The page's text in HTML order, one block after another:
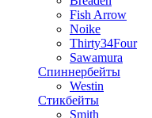
Fish Arrow
Noike
Thirty34Four
Sawamura
Спиннербейты
Westin
Стикбейты
Smith